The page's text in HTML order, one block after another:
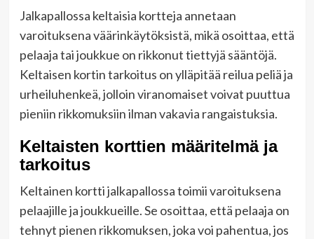
Jalkapallossa keltaisia kortteja annetaan
varoituksena väärinkäytöksistä, mikä osoittaa, että
pelaaja tai joukkue on rikkonut tiettyjä sääntöjä.
Keltaisen kortin tarkoitus on ylläpitää reilua peliä ja
urheiluhenkeä, jolloin viranomaiset voivat puuttua
pieniin rikkomuksiin ilman vakavia rangaistuksia.
Keltaisten korttien määritelmä ja
tarkoitus
Keltainen kortti jalkapallossa toimii varoituksena
pelaajille ja joukkueille. Se osoittaa, että pelaaja on
tehnyt pienen rikkomuksen, joka voi pahentua, jos